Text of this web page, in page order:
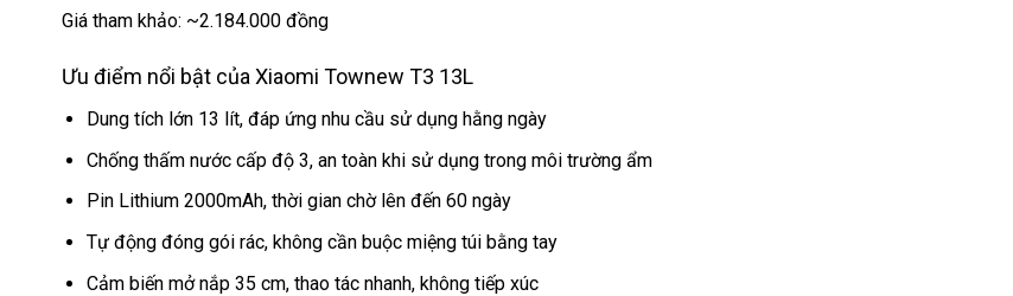
Giá tham khảo: ~2.184.000 đồng
Ưu điểm nổi bật của Xiaomi Townew T3 13L
Dung tích lớn 13 lít, đáp ứng nhu cầu sử dụng hằng ngày
Chống thấm nước cấp độ 3, an toàn khi sử dụng trong môi trường ẩm
Pin Lithium 2000mAh, thời gian chờ lên đến 60 ngày
Tự động đóng gói rác, không cần buộc miệng túi bằng tay
Cảm biến mở nắp 35 cm, thao tác nhanh, không tiếp xúc